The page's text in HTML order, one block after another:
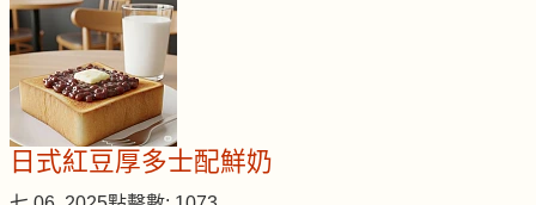
日式紅豆厚多士配鮮奶